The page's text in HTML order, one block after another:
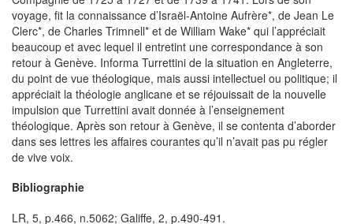
voyage, fit la connaissance d’Israël-Antoine Aufrère*, de Jean Le
Clerc*, de Charles Trimnell* et de William Wake* qui l’appréciait
beaucoup et avec lequel il entretint une correspondance à son
retour à Genève. Informa Turrettini de la situation en Angleterre,
du point de vue théologique, mais aussi intellectuel ou politique; il
appréciait la théologie anglicane et se réjouissait de la nouvelle
impulsion que Turrettini avait donnée à l’enseignement
théologique. Après son retour à Genève, il se contenta d’aborder
dans ses lettres les affaires courantes qu’il n’avait pas pu régler
de vive voix.
Bibliographie
LR, 5, p.466, n.5062; Galiffe, 2, p.490-491.